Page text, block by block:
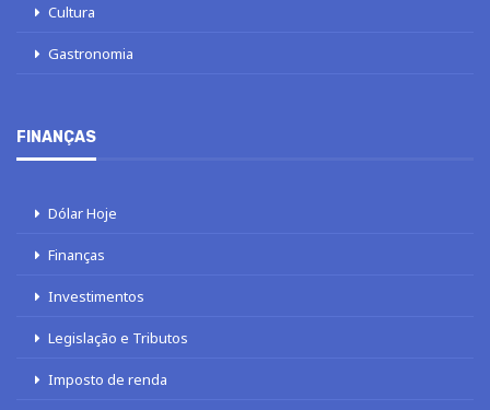
Cultura
Gastronomia
FINANÇAS
Dólar Hoje
Finanças
Investimentos
Legislação e Tributos
Imposto de renda